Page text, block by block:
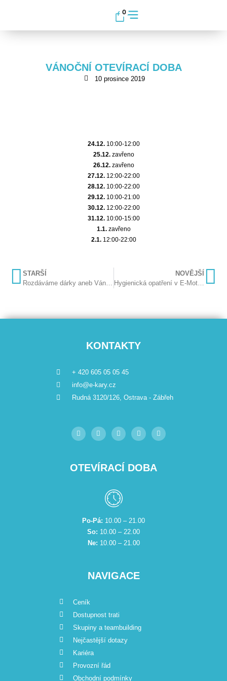
0
VÁNOČNÍ OTEVÍRACÍ DOBA
10 prosince 2019
24.12.10:00-12:00
25.12.zavřeno
26.12.zavřeno
27.12.12:00-22:00
28.12.10:00-22:00
29.12.10:00-21:00
30.12.12:00-22:00
31.12.10:00-15:00
1.1.zavřeno
2.1.12:00-22:00
STARŠÍ
NOVĚJŠÍ
Hygienická opatření v E-Motion Parku
KONTAKTY
+ 420 605 05 05 45
info@e-kary.cz
Rudná 3120/126, Ostrava - Zábřeh
OTEVÍRACÍ DOBA
Po-Pá: 10.00 – 21.00
So: 10.00 – 22.00
Ne: 10.00 – 21.00
NAVIGACE
Ceník
Dostupnost trati
Skupiny a teambuilding
Nejčastější dotazy
Kariéra
Provozní řád
Obchodní podmínky